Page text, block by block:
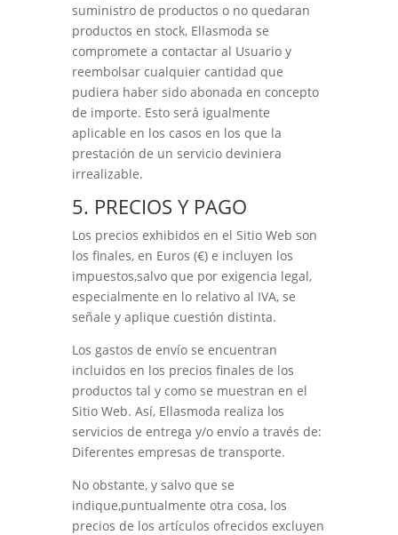
suministro de productos o no quedaran
productos en stock, Ellasmoda se
compromete a contactar al Usuario y
reembolsar cualquier cantidad que
pudiera haber sido abonada en concepto
de importe. Esto será igualmente
aplicable en los casos en los que la
prestación de un servicio deviniera
irrealizable.
5. PRECIOS Y PAGO
Los precios exhibidos en el Sitio Web son
los finales, en Euros (€) e incluyen los
impuestos,salvo que por exigencia legal,
especialmente en lo relativo al IVA, se
señale y aplique cuestión distinta.
Los gastos de envío se encuentran
incluidos en los precios finales de los
productos tal y como se muestran en el
Sitio Web. Así, Ellasmoda realiza los
servicios de entrega y/o envío a través de:
Diferentes empresas de transporte.
No obstante, y salvo que se
indique,puntualmente otra cosa, los
precios de los artículos ofrecidos excluyen